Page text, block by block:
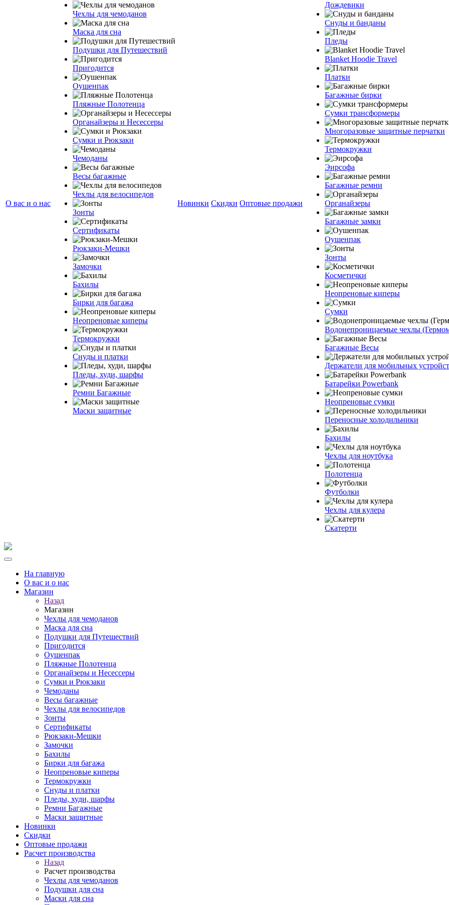
О вас и о нас
Чехлы для чемоданов
Маска для сна
Подушки для Путешествий
Пригодится
Оушенпак
Пляжные Полотенца
Органайзеры и Несессеры
Сумки и Рюкзаки
Чемоданы
Весы багажные
Чехлы для велосипедов
Зонты
Сертификаты
Рюкзаки-Мешки
Замочки
Бахилы
Бирки для багажа
Неопреновые киперы
Термокружки
Снуды и платки
Пледы, худи, шарфы
Ремни Багажные
Маски защитные
Новинки Скидки Оптовые продажи
Дождевики
Снуды и банданы
Пледы
Blanket Hoodie Travel
Платки
Багажные бирки
Сумки трансформеры
Многоразовые защитные перчатки
Термокружки
Эирсофа
Багажные ремни
Органайзеры
Багажные замки
Оушенпак
Зонты
Косметички
Неопреновые киперы
Сумки
Водонепроницаемые чехлы
Багажные Весы
Держатели для мобильных
Батарейки Powerbank
Неопреновые сумки
Переносные холодильники
Бахилы
Чехлы для ноутбука
Полотенца
Футболки
Чехлы для кулера
Скатерти
На главную
О вас и о нас
Магазин
Назад
Магазин
Чехлы для чемоданов
Маска для сна
Подушки для Путешествий
Пригодится
Оушенпак
Пляжные Полотенца
Органайзеры и Несессеры
Сумки и Рюкзаки
Чемоданы
Весы багажные
Чехлы для велосипедов
Зонты
Сертификаты
Рюкзаки-Мешки
Замочки
Бахилы
Бирки для багажа
Неопреновые киперы
Термокружки
Снуды и платки
Пледы, худи, шарфы
Ремни Багажные
Маски защитные
Новинки
Скидки
Оптовые продажи
Расчет производства
Назад
Расчет производства
Чехлы для чемоданов
Подушки для сна
Маски для сна